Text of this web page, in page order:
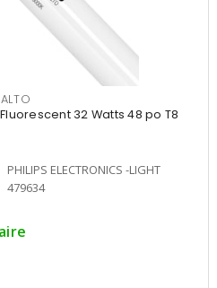
32 Watts 48 po T8
PHILIPS ELECTRONICS -LIGHT
479634